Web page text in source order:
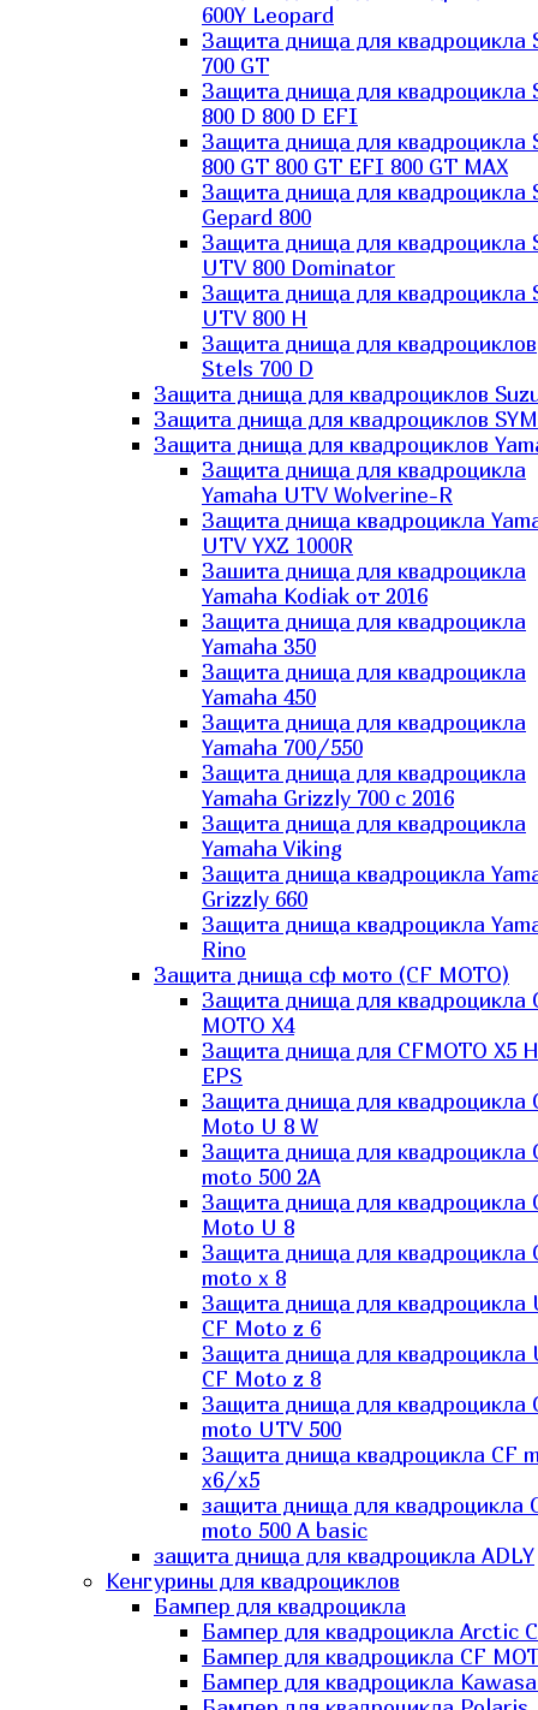
600Y Leopard
Защита днища для квадроцикла
700 GT
Защита днища для квадроцикла
800 D 800 D EFI
Защита днища для квадроцикла
800 GT 800 GT EFI 800 GT MAX
Защита днища для квадроцикла
Gepard 800
Защита днища для квадроцикла
UTV 800 Dominator
Защита днища для квадроцикла
UTV 800 H
Защита днища для квадроциклов
Stels 700 D
Защита днища для квадроциклов
Защита днища для квадроциклов SYM
Защита днища для квадроциклов
Защита днища для квадроцикла
Yamaha UTV Wolverine-R
Защита днища квадроцикла
UTV YXZ 1000R
Зашита днища для квадроцикла
Yamaha Kodiak от 2016
Защита днища для квадроцикла
Yamaha 350
Защита днища для квадроцикла
Yamaha 450
Защита днища для квадроцикла
Yamaha 700/550
Защита днища для квадроцикла
Yamaha Grizzly 700 с 2016
Защита днища для квадроцикла
Yamaha Viking
Защита днища квадроцикла
Grizzly 660
Защита днища квадроцикла
Rino
Защита днища сф мото (CF MOTO)
Защита днища для квадроцикла
MOTO X4
Защита днища для CFMOTO X5
EPS
Защита днища для квадроцикла
Moto U 8 W
Защита днища для квадроцикла
moto 500 2A
Защита днища для квадроцикла
Moto U 8
Защита днища для квадроцикла
moto x 8
Защита днища для квадроцикла
CF Moto z 6
Защита днища для квадроцикла
CF Moto z 8
Защита днища для квадроцикла
moto UTV 500
Защита днища квадроцикла СF
x6/x5
защита днища для квадроцикла
moto 500 A basic
защита днища для квадроцикла ADLY
Кенгурины для квадроциклов
Бампер для квадроцикла
Бампер для квадроцикла Arctic
Бампер для квадроцикла CF
Бампер для квадроцикла